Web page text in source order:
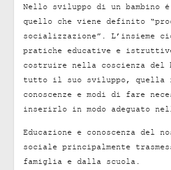
Nello sviluppo di un bambino
quello che viene definito
socializzazione”. L’insieme
pratiche educative e
costruire nella coscienza del
tutto il suo sviluppo, quella
conoscenze e modi di fare
inserirlo in modo adeguato
Educazione e conoscenza del
sociale principalmente
famiglia e dalla scuola.